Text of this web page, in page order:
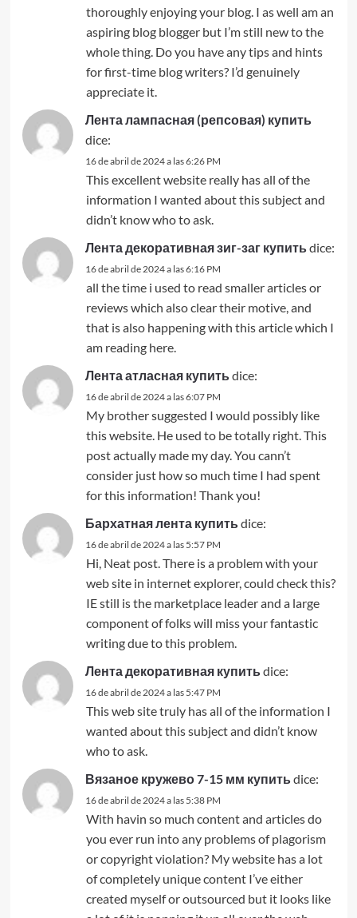
thoroughly enjoying your blog. I as well am an
aspiring blog blogger but I’m still new to the
whole thing. Do you have any tips and hints
for first-time blog writers? I’d genuinely
appreciate it.
Лента лампасная (репсовая) купить
dice:
16 de abril de 2024 a las 6:26 PM
This excellent website really has all of the
information I wanted about this subject and
didn’t know who to ask.
Лента декоративная зиг-заг купить dice:
16 de abril de 2024 a las 6:16 PM
all the time i used to read smaller articles or
reviews which also clear their motive, and
that is also happening with this article which I
am reading here.
Лента атласная купить dice:
16 de abril de 2024 a las 6:07 PM
My brother suggested I would possibly like
this website. He used to be totally right. This
post actually made my day. You cann’t
consider just how so much time I had spent
for this information! Thank you!
Бархатная лента купить dice:
16 de abril de 2024 a las 5:57 PM
Hi, Neat post. There is a problem with your
web site in internet explorer, could check this?
IE still is the marketplace leader and a large
component of folks will miss your fantastic
writing due to this problem.
Лента декоративная купить dice:
16 de abril de 2024 a las 5:47 PM
This web site truly has all of the information I
wanted about this subject and didn’t know
who to ask.
Вязаное кружево 7-15 мм купить dice:
16 de abril de 2024 a las 5:38 PM
With havin so much content and articles do
you ever run into any problems of plagorism
or copyright violation? My website has a lot
of completely unique content I’ve either
created myself or outsourced but it looks like